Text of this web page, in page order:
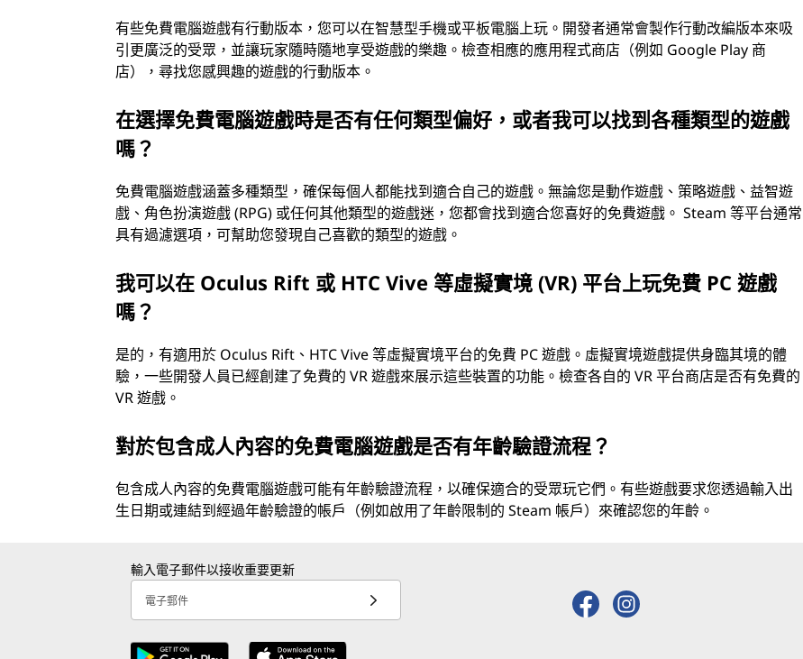
有些免費電腦遊戲有行動版本，您可以在智慧型手機或平板電腦上玩。開發者通常會製作行動改編版本來吸
引更廣泛的受眾，並讓玩家隨時隨地享受遊戲的樂趣。檢查相應的應用程式商店（例如 Google Play 商
店），尋找您感興趣的遊戲的行動版本。
在選擇免費電腦遊戲時是否有任何類型偏好，或者我可以找到各種類型的遊戲
嗎？
免費電腦遊戲涵蓋多種類型，確保每個人都能找到適合自己的遊戲。無論您是動作遊戲、策略遊戲、益智遊
戲、角色扮演遊戲 (RPG) 或任何其他類型的遊戲迷，您都會找到適合您喜好的免費遊戲。 Steam 等平台通常
具有過濾選項，可幫助您發現自己喜歡的類型的遊戲。
我可以在 Oculus Rift 或 HTC Vive 等虛擬實境 (VR) 平台上玩免費 PC 遊戲
嗎？
是的，有適用於 Oculus Rift、HTC Vive 等虛擬實境平台的免費 PC 遊戲。虛擬實境遊戲提供身臨其境的體
驗，一些開發人員已經創建了免費的 VR 遊戲來展示這些裝置的功能。檢查各自的 VR 平台商店是否有免費的
VR 遊戲。
對於包含成人內容的免費電腦遊戲是否有年齡驗證流程？
包含成人內容的免費電腦遊戲可能有年齡驗證流程，以確保適合的受眾玩它們。有些遊戲要求您透過輸入出
生日期或連結到經過年齡驗證的帳戶（例如啟用了年齡限制的 Steam 帳戶）來確認您的年齡。
輸入電子郵件以接收重要更新
電子郵件